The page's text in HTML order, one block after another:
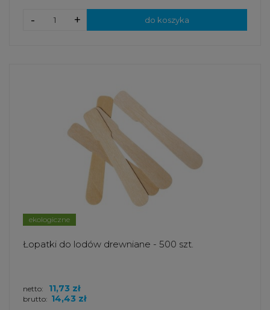
+
- do koszyka
ekologiczne
Łopatki do lodów drewniane - 500 szt.
brutto: 14,43 zł
netto: 11,73 zł